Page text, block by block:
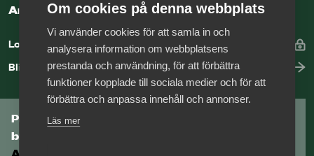
Arbetsgivarguiden
Logga in
Bli medlem
Prenumerera på Tågföretagens
branschnyhetsbrev
Om cookies på denna webbplats
Vi använder cookies för att samla in och
analysera information om webbplatsens
prestanda och användning, för att förbättra
funktioner kopplade till sociala medier och för att
förbättra och anpassa innehåll och annonser.
Läs mer